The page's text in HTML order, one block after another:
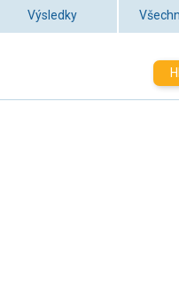
Výsledky